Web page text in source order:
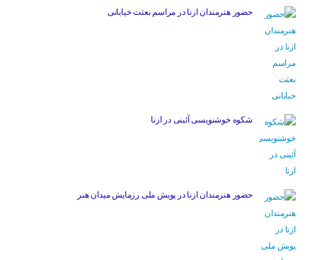
حضور هنرمندان ازنا در مراسم بعثت خیابانی
شکوه خوشنویسی آئینی در ازنا
حضور هنرمندان ازنا در پویش ملی رزمایش میدان هنر